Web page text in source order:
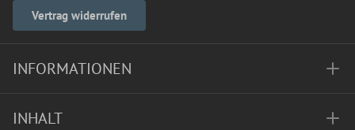
Vertrag widerrufen
INFORMATIONEN
INHALT